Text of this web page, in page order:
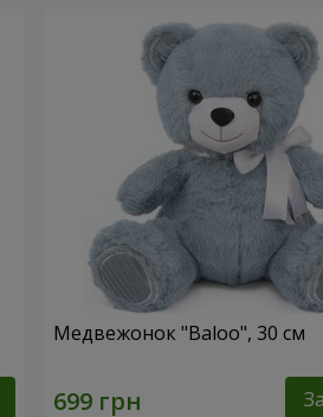
Медвежонок "Baloo", 30 см